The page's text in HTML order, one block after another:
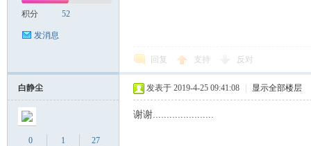
积分 52
发消息
回复 支持 反对
白静尘
0
1
27
发表于 2019-4-25 09:41:08 显示全部楼层
谢谢......................